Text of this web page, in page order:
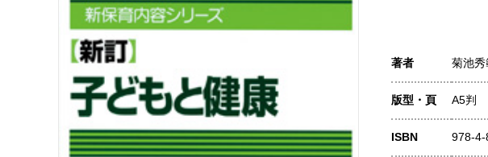
著者 菊池
版型・頁 A5判
ISBN 978-